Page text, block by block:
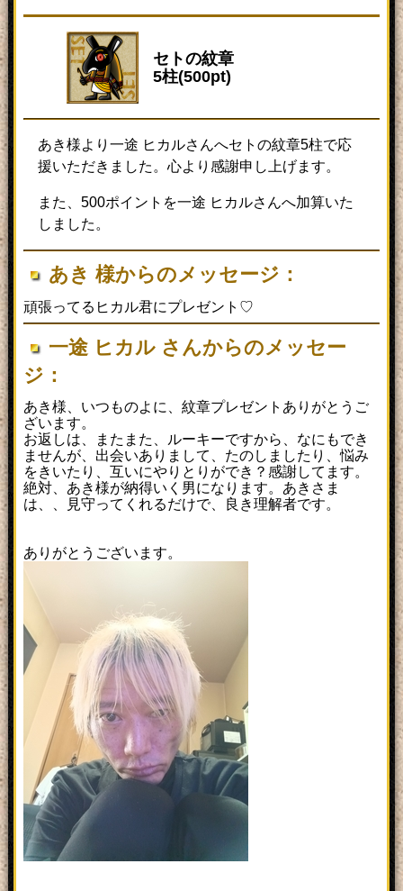
セトの紋章
5柱(500pt)
あき様より一途 ヒカルさんへセトの紋章5柱で応
援いただきました。心より感謝申し上げます。
また、500ポイントを一途 ヒカルさんへ加算いた
しました。
あき 様からのメッセージ：
頑張ってるヒカル君にプレゼント♡
一途 ヒカル さんからのメッセー
ジ：
あき様、いつものよに、紋章プレゼントありがとうご
ざいます。
お返しは、またまた、ルーキーですから、なにもでき
ませんが、出会いありまして、たのしましたり、悩み
をきいたり、互いにやりとりができ？感謝してます。
絶対、あき様が納得いく男になります。あきさま
は、、見守ってくれるだけで、良き理解者です。
ありがとうございます。